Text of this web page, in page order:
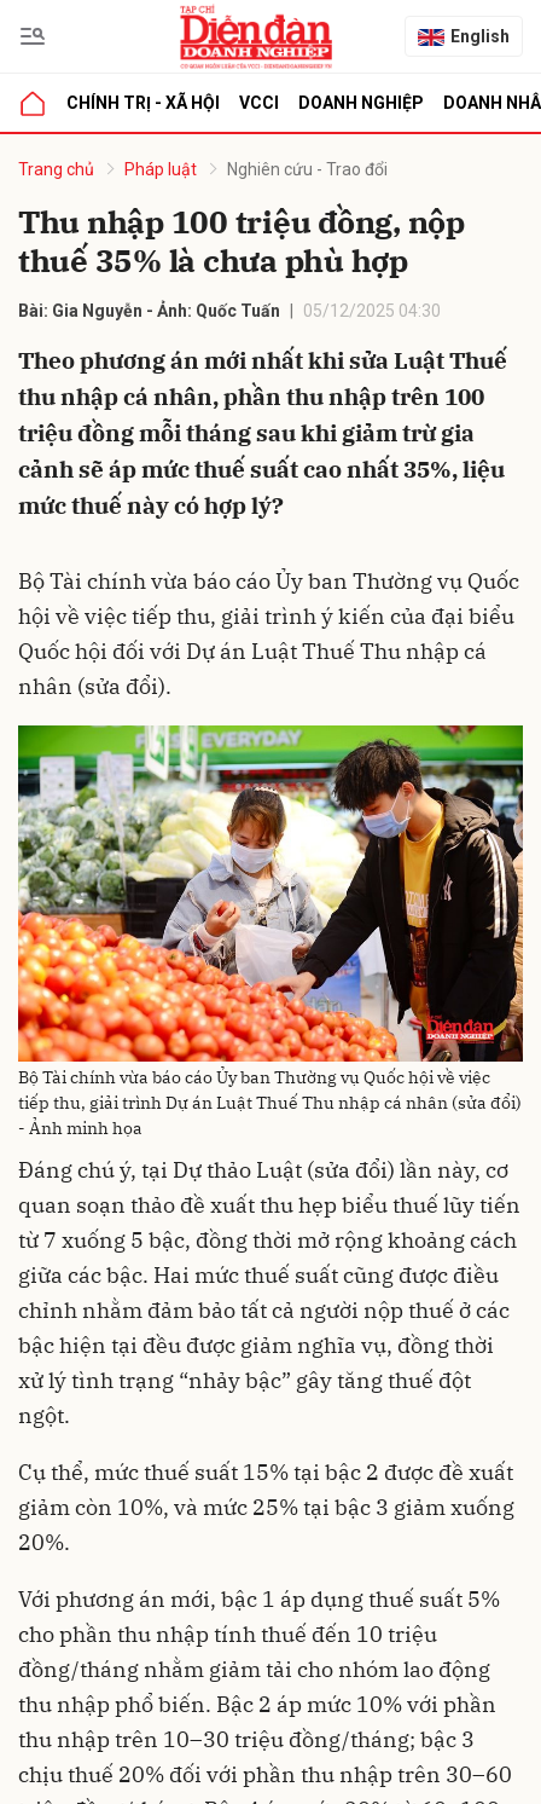
English
CHÍNH TRỊ - XÃ HỘI VCCI DOANH NGHIỆP DOANH
Trang chủ Pháp luật Nghiên cứu - Trao đổi
Thu nhập 100 triệu đồng, nộp
thuế 35% là chưa phù hợp
Bài: Gia Nguyễn - Ảnh: Quốc Tuấn 05/12/2025 04:30
Theo phương án mới nhất khi sửa Luật Thuế
thu nhập cá nhân, phần thu nhập trên 100
triệu đồng mỗi tháng sau khi giảm trừ gia
cảnh sẽ áp mức thuế suất cao nhất 35%, liệu
mức thuế này có hợp lý?
Bộ Tài chính vừa báo cáo Ủy ban Thường vụ Quốc
hội về việc tiếp thu, giải trình ý kiến của đại biểu
Quốc hội đối với Dự án Luật Thuế Thu nhập cá
nhân (sửa đổi).
Bộ Tài chính vừa báo cáo Ủy ban Thường vụ Quốc hội về việc
tiếp thu, giải trình Dự án Luật Thuế Thu nhập cá nhân (sửa đổi)
- Ảnh minh họa
Đáng chú ý, tại Dự thảo Luật (sửa đổi) lần này, cơ
quan soạn thảo đề xuất thu hẹp biểu thuế lũy tiến
từ 7 xuống 5 bậc, đồng thời mở rộng khoảng cách
giữa các bậc. Hai mức thuế suất cũng được điều
chỉnh nhằm đảm bảo tất cả người nộp thuế ở các
bậc hiện tại đều được giảm nghĩa vụ, đồng thời
xử lý tình trạng “nhảy bậc” gây tăng thuế đột
ngột.
Cụ thể, mức thuế suất 15% tại bậc 2 được đề xuất
giảm còn 10%, và mức 25% tại bậc 3 giảm xuống
20%.
Với phương án mới, bậc 1 áp dụng thuế suất 5%
cho phần thu nhập tính thuế đến 10 triệu
đồng/tháng nhằm giảm tải cho nhóm lao động
thu nhập phổ biến. Bậc 2 áp mức 10% với phần
thu nhập trên 10–30 triệu đồng/tháng; bậc 3
chịu thuế 20% đối với phần thu nhập trên 30–60
luận
Hủy